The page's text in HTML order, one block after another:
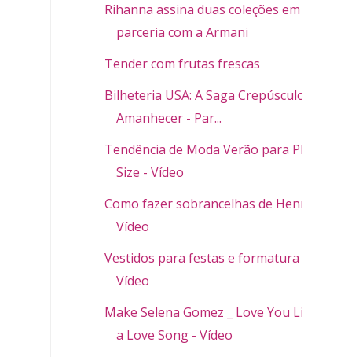
Rihanna assina duas coleções em
parceria com a Armani
Tender com frutas frescas
Bilheteria USA: A Saga Crepúsculo:
Amanhecer - Par...
Tendência de Moda Verão para Plus
Size - Vídeo
Como fazer sobrancelhas de Henna -
Vídeo
Vestidos para festas e formatura -
Vídeo
Make Selena Gomez _ Love You Like
a Love Song - Vídeo